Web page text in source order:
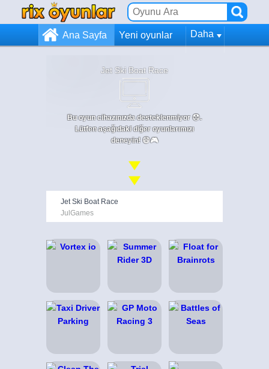
Ana Sayfa Yeni oyunlar Daha
Jet Ski Boat Race
Bu oyun cihazınızda desteklenmiyor 😞.
Lütfen aşağıdaki diğer oyunlarımızı
deneyin! 😄🎮
Jet Ski Boat Race
JulGames